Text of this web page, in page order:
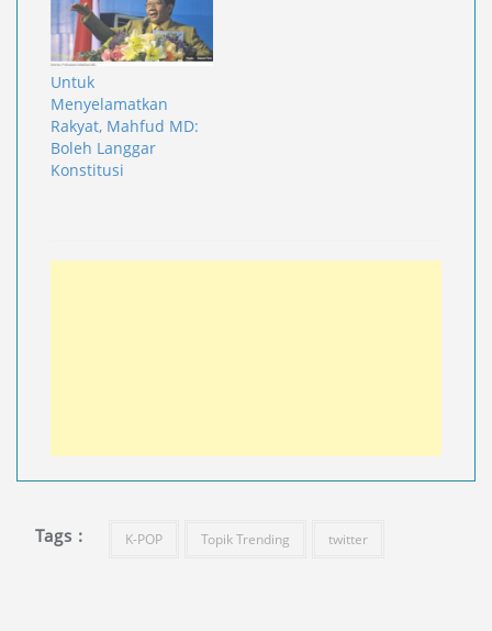
Untuk
Menyelamatkan
Rakyat, Mahfud MD:
Boleh Langgar
Konstitusi
Tags : K-POP Topik Trending twitter